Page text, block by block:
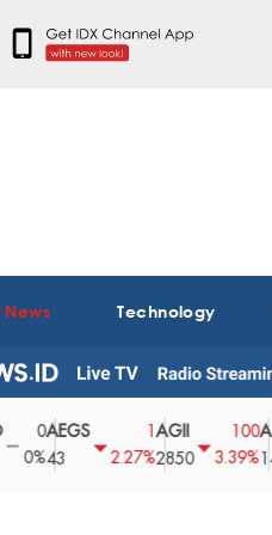
Technology
2.27% 2850
100
3.39%
AGRO
148